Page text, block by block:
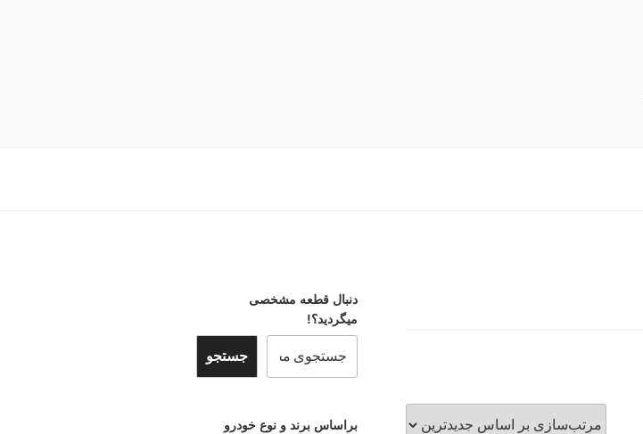
دنبال قطعه مشخصی
میگردید؟!
جستجو
براساس برند و نوع خودرو